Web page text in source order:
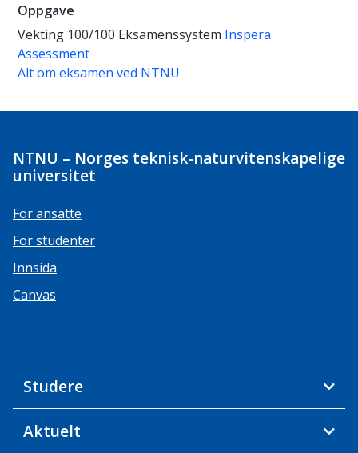
Oppgave
Vekting 100/100 Eksamenssystem Inspera
Assessment
Alt om eksamen ved NTNU
NTNU – Norges teknisk-naturvitenskapelige
universitet
For ansatte
For studenter
Innsida
Canvas
Studere
Aktuelt